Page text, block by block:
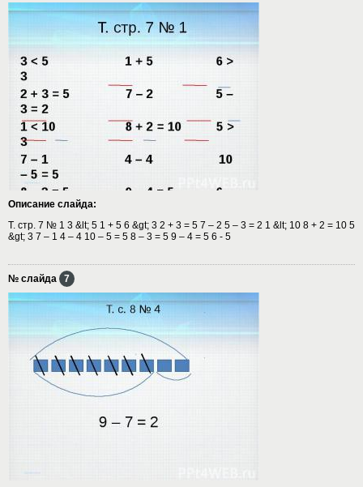
Описание слайда:
Т. стр. 7 № 1 3 &lt; 5 1 + 5 6 &gt; 3 2 + 3 = 5 7 – 2 5 – 3 = 2 1 &lt; 10 8 + 2 = 10 5
&gt; 3 7 – 1 4 – 4 10 – 5 = 5 8 – 3 = 5 9 – 4 = 5 6 - 5
№ слайда 7